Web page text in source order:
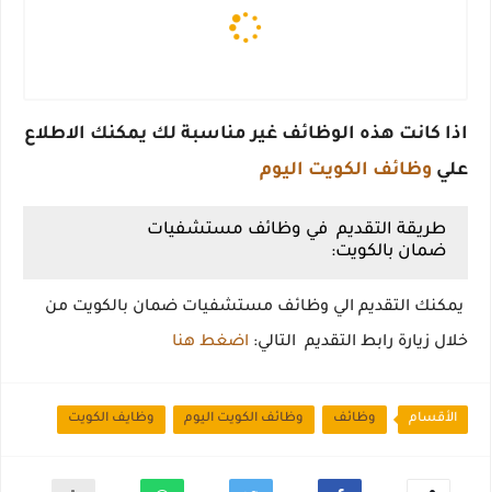
اذا كانت هذه الوظائف غير مناسبة لك يمكنك الاطلاع
علي وظائف الكويت اليوم
طريقة التقديم في وظائف مستشفيات
ضمان بالكويت:
يمكنك التقديم الي وظائف مستشفيات ضمان بالكويت من
خلال زيارة رابط التقديم التالي: اضغط هنا
الأقسام وظائف وظائف الكويت اليوم وظايف الكويت